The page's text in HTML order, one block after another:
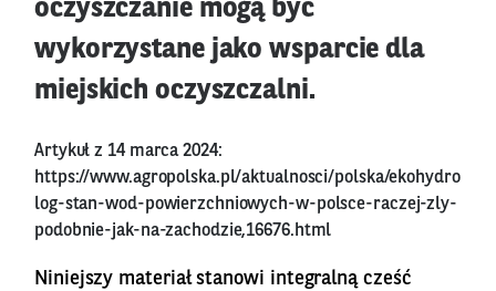
oczyszczanie mogą być
wykorzystane jako wsparcie dla
miejskich oczyszczalni.
Artykuł z 14 marca 2024:
https://www.agropolska.pl/aktualnosci/polska/ekohydro
log-stan-wod-powierzchniowych-w-polsce-raczej-zly-
podobnie-jak-na-zachodzie,16676.html
Niniejszy materiał stanowi integralną cześć